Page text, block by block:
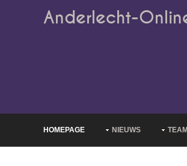
Anderlecht-
HOMEPAGE NIEUWS TEAM